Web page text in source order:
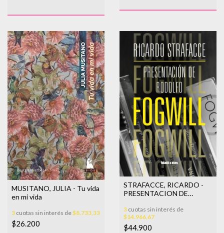
MUSITANO, JULIA - Tu vida
en mi vida
3 cuotas sin interés de$8.733,33
$26.200
STRAFACCE, RICARDO -
PRESENTACION DE
3 cuotas sin interés de
$14.966,67
$44.900